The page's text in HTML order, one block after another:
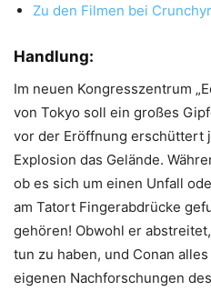
Zu den Filmen bei
Handlung:
Im neuen Kongresszentrum
von Tokyo soll ein großes
vor der Eröffnung erschüttert
Explosion das Gelände.
ob es sich um einen Unfall
am Tatort Fingerabdrücke
gehören! Obwohl er
tun zu haben, und Conan
eigenen Nachforschungen